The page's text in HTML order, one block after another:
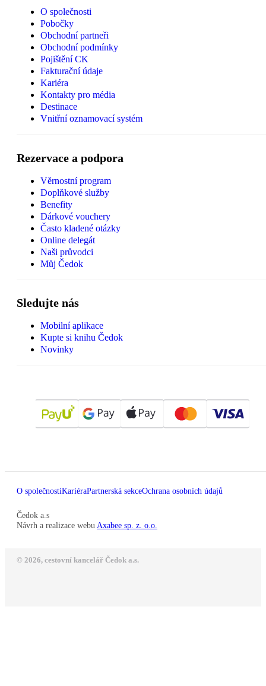
O společnosti
Pobočky
Obchodní partneři
Obchodní podmínky
Pojištění CK
Fakturační údaje
Kariéra
Kontakty pro média
Destinace
Vnitřní oznamovací systém
Rezervace a podpora
Věrnostní program
Doplňkové služby
Benefity
Dárkové vouchery
Často kladené otázky
Online delegát
Naši průvodci
Můj Čedok
Sledujte nás
Mobilní aplikace
Kupte si knihu Čedok
Novinky
O společnostiKariéraPartnerská sekceOchrana osobních údajů
Čedok a.s
Návrh a realizace webu Axabee sp. z. o.o.
© 2026, cestovní kancelář Čedok a.s.